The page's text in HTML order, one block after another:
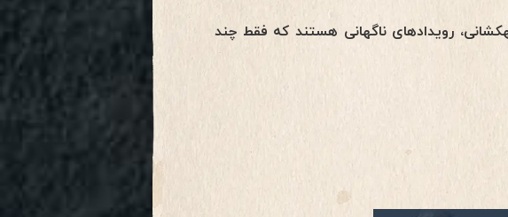
رویدادهای ناگهانی هستند که فقط چند